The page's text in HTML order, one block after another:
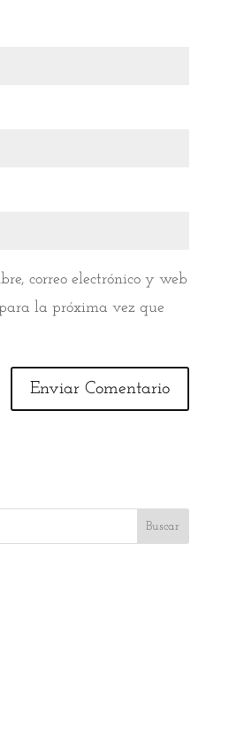
correo electrónico y web
la próxima vez que